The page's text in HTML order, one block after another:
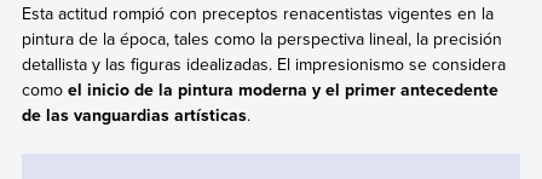
Esta actitud rompió con preceptos renacentistas vigentes en la
pintura de la época, tales como la perspectiva lineal, la precisión
detallista y las figuras idealizadas. El impresionismo se considera
comoel inicio de la pintura moderna y el primer antecedente
de las vanguardias artísticas.